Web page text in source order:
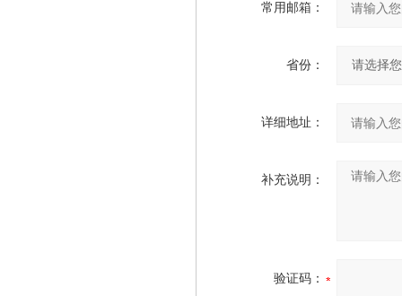
常用邮箱：
省份：
详细地址：
补充说明：
验证码：